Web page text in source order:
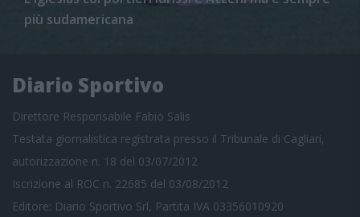
più sudamericana
Diario Sportivo
Direttore Responsabile Fabio Salis
Testata giornalistica registrata presso il Tribunale di Cagliari,
autorizzazione n. 18 del 03/07/2012
Iscrizione al ROC n. 22685 del 03/08/2012
Editore: Diario Sportivo Srl, Partita IVA 03356010920